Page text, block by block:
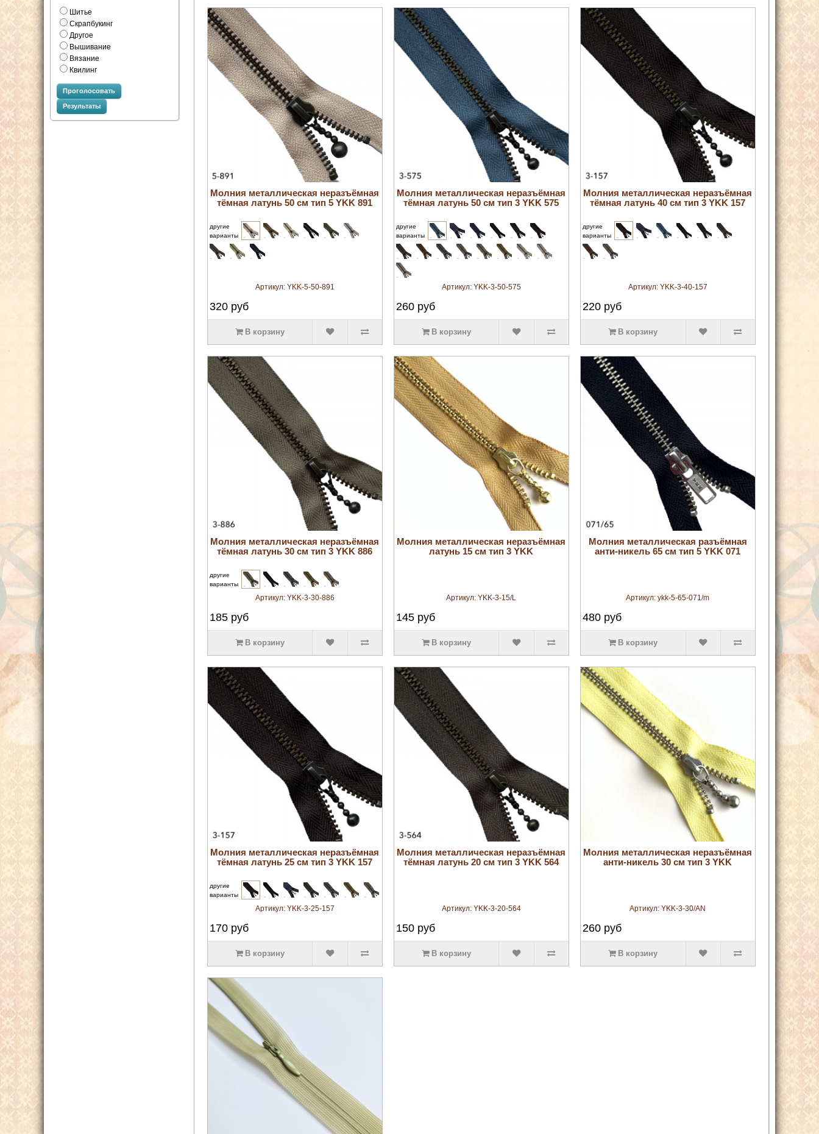
Шитье
Скрапбукинг
Другое
Вышивание
Вязание
Квилинг
Проголосовать
Результаты
увеличить
Молния металлическая неразъёмная
тёмная латунь 50 см тип 5 YKK 891
другие
варианты
Артикул: YKK-5-50-891
320руб
В корзину
увеличить
Молния металлическая неразъёмная
тёмная латунь 50 см тип 3 YKK 575
другие
варианты
Артикул: YKK-3-50-575
260 руб
В корзину
увеличить
Молния металлическая неразъёмная
тёмная латунь 40 см тип 3 YKK 157
другие
варианты
Артикул: YKK-3-40-157
220 руб
В корзину
увеличить
Молния металлическая неразъёмная
тёмная латунь 30 см тип 3 YKK 886
другие
варианты
Артикул: YKK-3-30-886
185руб
В корзину
увеличить
Молния металлическая неразъёмная
латунь 15 см тип 3 YKK
Артикул:YKK-3-15/L
145 руб
В корзину
увеличить
Молния металлическая разъёмная
анти-никель 65 см тип 5 YKK 071
Артикул:ykk-5-65-071/m
480 руб
В корзину
увеличить
Молния металлическая неразъёмная
тёмная латунь 25 см тип 3 YKK 157
другие
варианты
Артикул: YKK-3-25-157
170руб
В корзину
увеличить
Молния металлическая неразъёмная
тёмная латунь 20 см тип 3 YKK 564
Артикул: YKK-3-20-564
150 руб
В корзину
увеличить
Молния металлическая неразъёмная
анти-никель 30 см тип 3 YKK
Артикул:YKK-3-30/AN
260 руб
В корзину